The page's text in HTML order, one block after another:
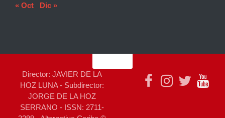
« Oct
Dic »
Director: JAVIER DE LA
HOZ LUNA - Subdirector:
JORGE DE LA HOZ
SERRANO - ISSN: 2711-